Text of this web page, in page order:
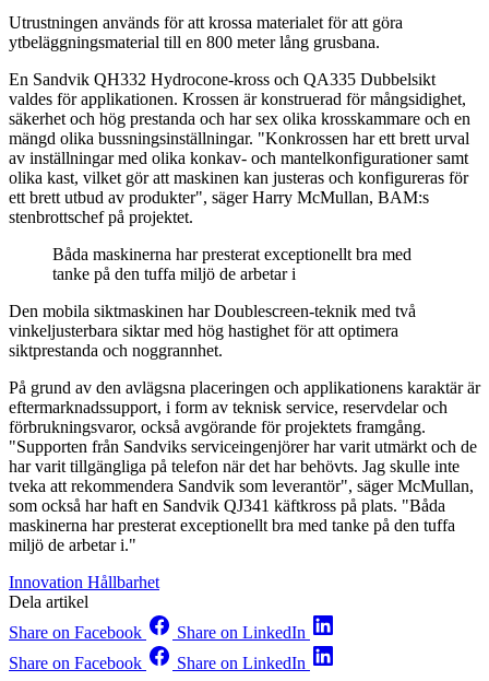
Utrustningen används för att krossa materialet för att göra
ytbeläggningsmaterial till en 800 meter lång grusbana.
En Sandvik QH332 Hydrocone-kross och QA335 Dubbelsikt
valdes för applikationen. Krossen är konstruerad för mångsidighet,
säkerhet och hög prestanda och har sex olika krosskammare och en
mängd olika bussningsinställningar. "Konkrossen har ett brett urval
av inställningar med olika konkav- och mantelkonfigurationer samt
olika kast, vilket gör att maskinen kan justeras och konfigureras för
ett brett utbud av produkter", säger Harry McMullan, BAM:s
stenbrottschef på projektet.
Båda maskinerna har presterat exceptionellt bra med
tanke på den tuffa miljö de arbetar i
Den mobila siktmaskinen har Doublescreen-teknik med två
vinkeljusterbara siktar med hög hastighet för att optimera
siktprestanda och noggrannhet.
På grund av den avlägsna placeringen och applikationens karaktär är
eftermarknadssupport, i form av teknisk service, reservdelar och
förbrukningsvaror, också avgörande för projektets framgång.
"Supporten från Sandviks serviceingenjörer har varit utmärkt och de
har varit tillgängliga på telefon när det har behövts. Jag skulle inte
tveka att rekommendera Sandvik som leverantör", säger McMullan,
som också har haft en Sandvik QJ341 käftkross på plats. "Båda
maskinerna har presterat exceptionellt bra med tanke på den tuffa
miljö de arbetar i."
Innovation Hållbarhet
Dela artikel
Share on Facebook
Share on LinkedIn
Share on Facebook
Share on LinkedIn